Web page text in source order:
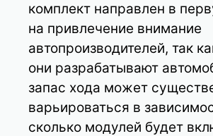
комплект направлен в
на привлечение внимание
автопроизводителей, так
они разрабатывают
запас хода может
варьироваться в
сколько модулей будет